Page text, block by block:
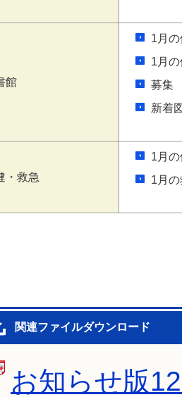
館
1月
1月
募集
新着
・救急
1月
1月
関連ファイルダウンロード
お知らせ版